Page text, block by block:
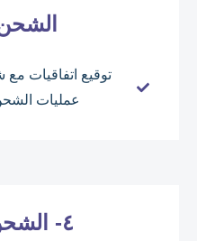
الشحن
توقيع اتفاقيات مع
عمليات الشحن